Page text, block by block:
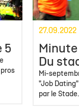
5
27.09.2022
Du
Mi-
"Job
par le